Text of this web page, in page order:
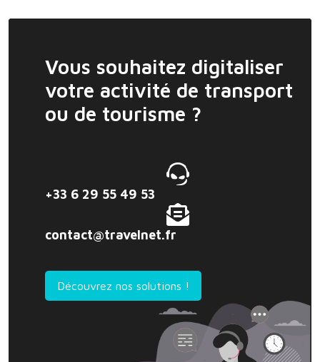
Vous souhaitez digitaliser
votre activité de transport
ou de tourisme ?
+33 6 29 55 49 53
contact@travelnet.fr
Découvrez nos solutions !